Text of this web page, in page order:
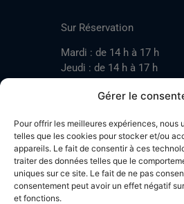
Gérer le
Pour offrir les meilleures expériences, nous
telles que les cookies pour stocker et/ou
appareils. Le fait de consentir à ces
traiter des données telles que le
uniques sur ce site. Le fait de ne pas
consentement peut avoir un effet négatif
et fonctions.
Sur Réservation
Mardi : de 14 h à 17 h
Jeudi : de 14 h à 17 h
Mardi : de 17 h à 20 h
Jeudi : de 17 h à 20 h
Samedi : de 14 h à 17 h